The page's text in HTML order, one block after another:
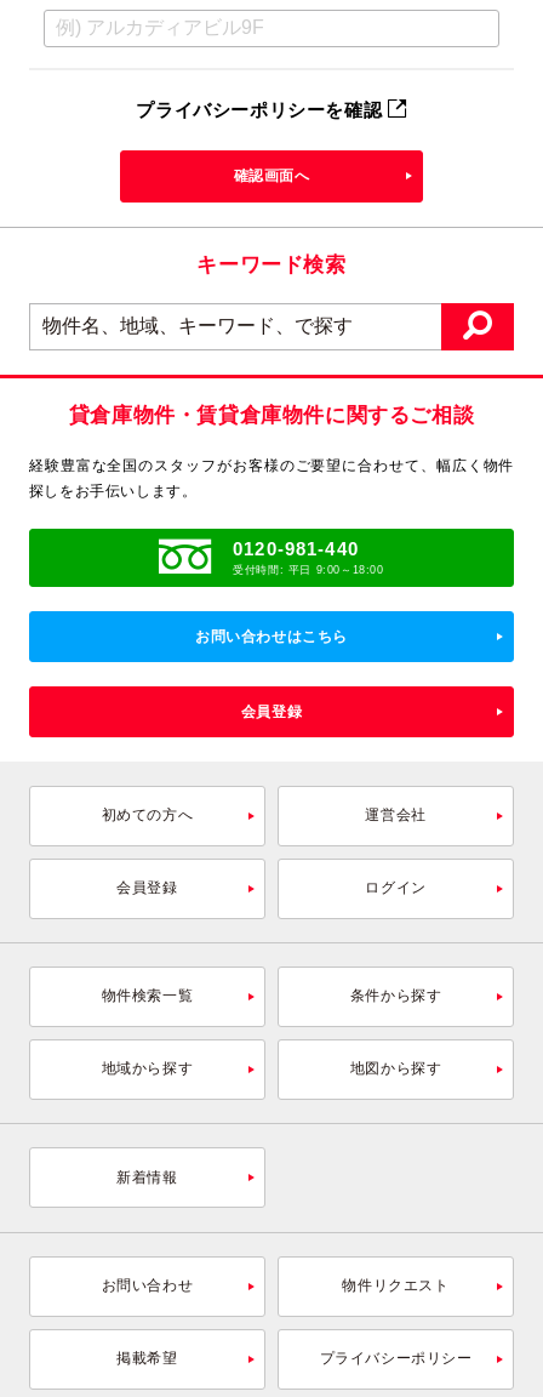
プライバシーポリシーを確認
確認画面へ
キーワード検索
貸倉庫物件・賃貸倉庫物件に関するご相談
経験豊富な全国のスタッフがお客様のご要望に合わせて、 幅広く物件
探しをお手伝いします。
0120-981-440
受付時間: 平日 9:00～18:00
お問い合わせはこちら
会員登録
初めての方へ 運営会社
会員登録 ログイン
物件検索一覧 条件から探す
地域から探す 地図から探す
新着情報
お問い合わせ 物件リクエスト
掲載希望 プライバシーポリシー